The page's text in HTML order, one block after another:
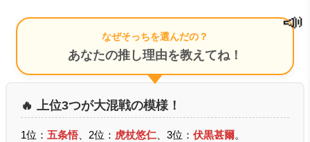
なぜそっちを選んだの？
あなたの推し理由を教えてね！
📣
🔥 上位3つが大混戦の模様！
1位： 五条悟、2位： 虎杖悠仁 、3位： 伏黒甚爾。